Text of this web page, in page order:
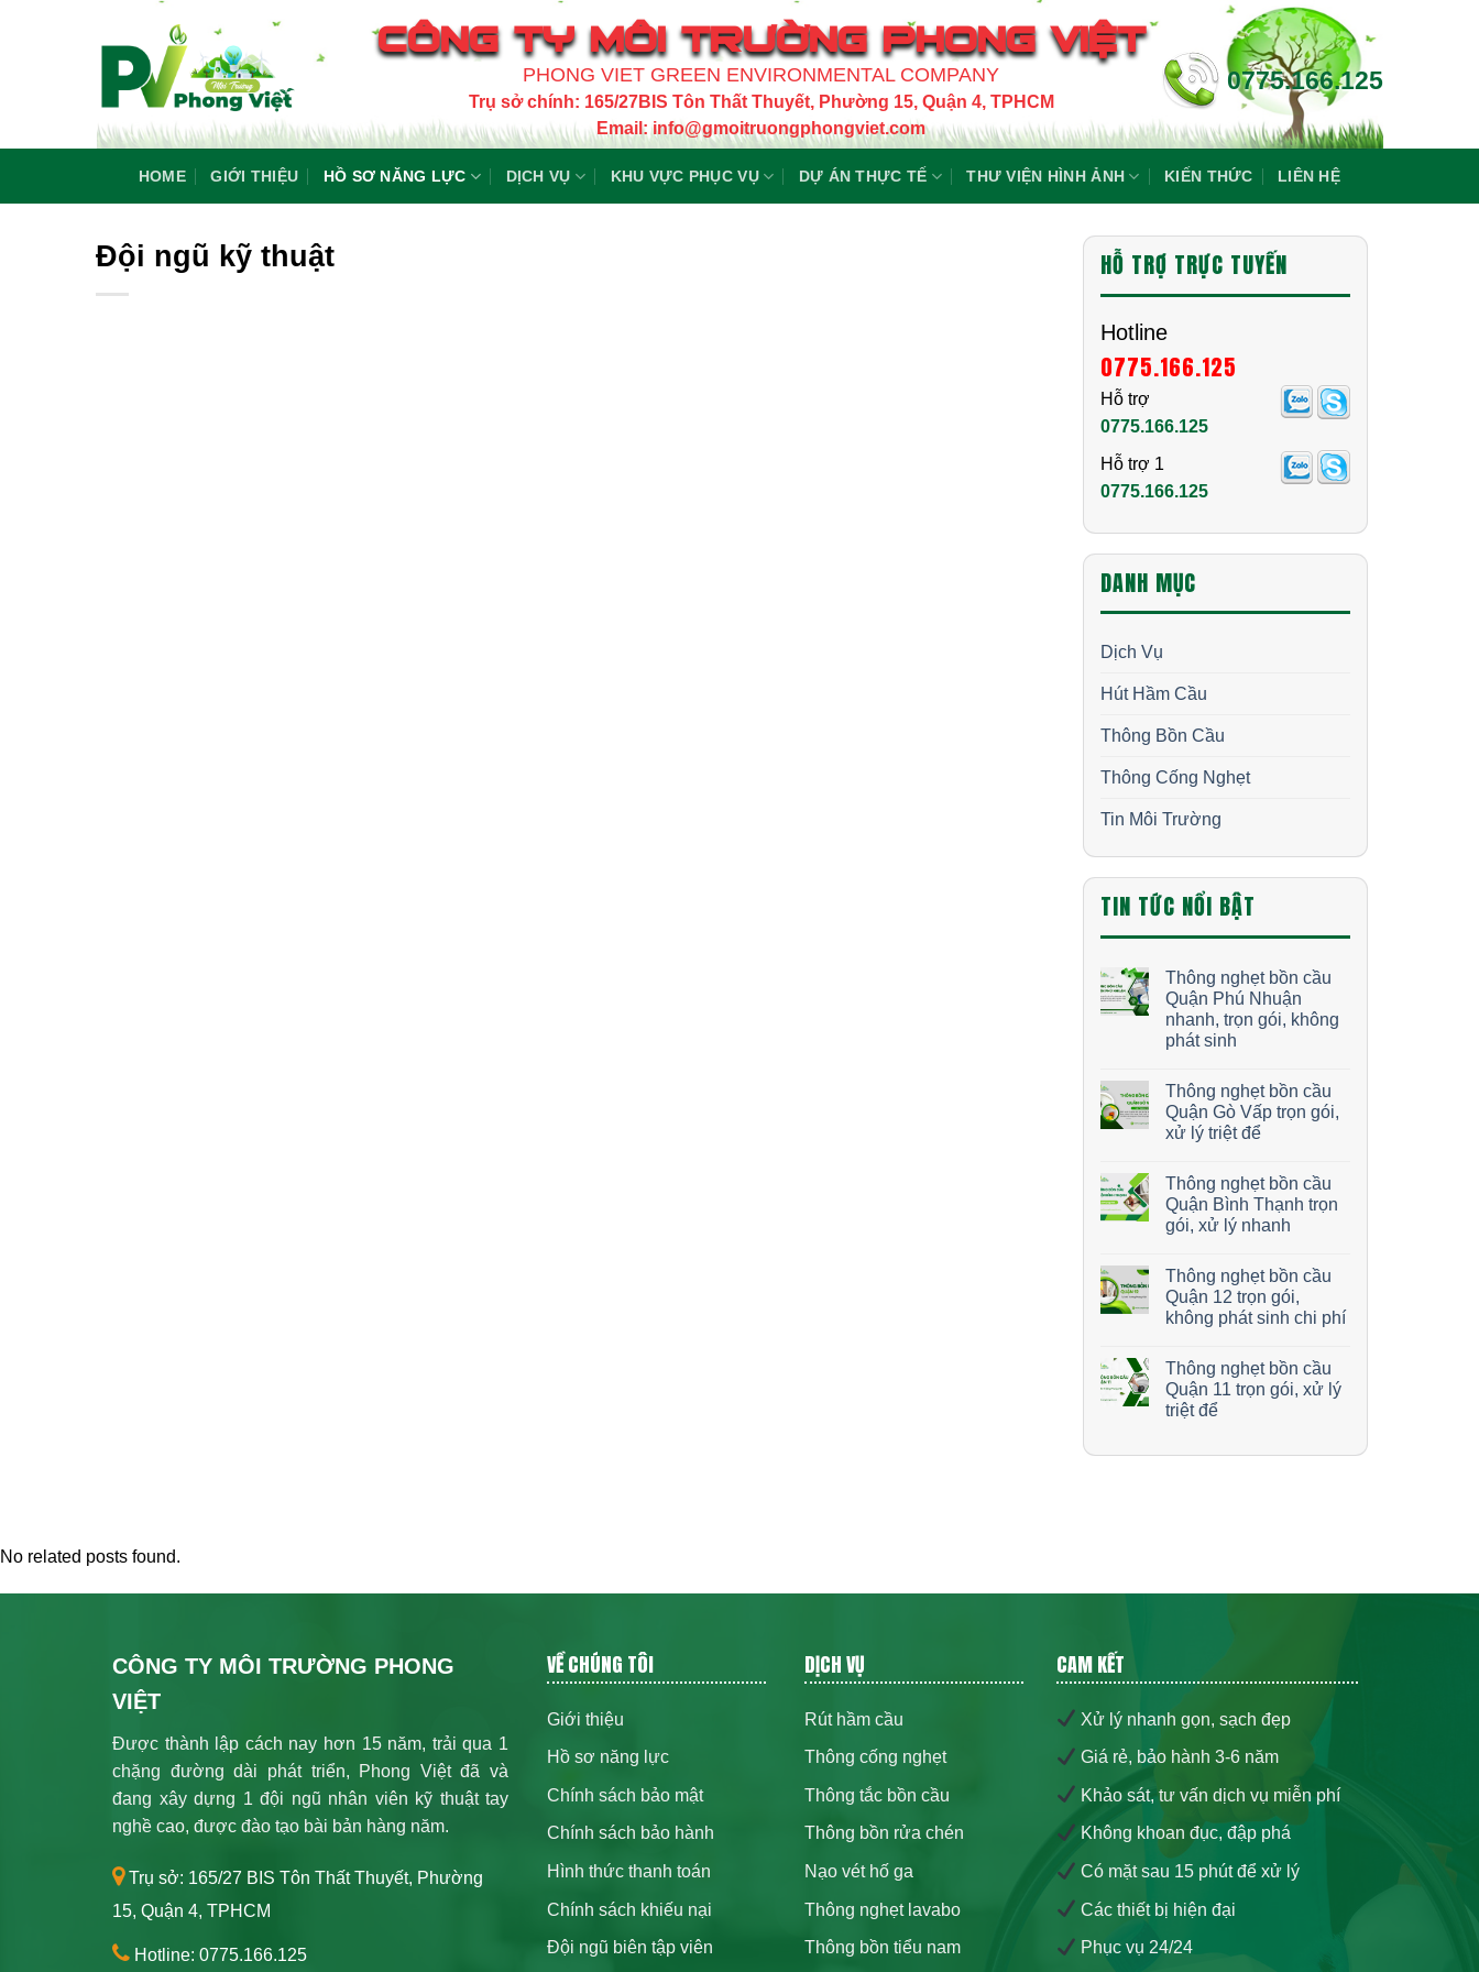
CÔNG TY MÔI TRƯỜNG PHONG VIỆT
PHONG VIET GREEN ENVIRONMENTAL COMPANY
Trụ sở chính: 165/27BIS Tôn Thất Thuyết, Phường 15, Quận 4, TPHCM
Email: info@gmoitruongphongviet.com
0775.166.125
HOME GIỚI THIỆU HỒ SƠ NĂNG LỰC DỊCH VỤ KHU VỰC PHỤC VỤ DỰ ÁN THỰC TẾ THƯ VIỆN HÌNH ẢNH KIẾN THỨC LIÊN HỆ
Đội ngũ kỹ thuật HỖ TRỢ TRỰC TUYẾN
Hotline
0775.166.125
Hỗ trợ
0775.166.125
Hỗ trợ 1
0775.166.125
DANH MỤC
Dịch Vụ
Hút Hầm Cầu
Thông Bồn Cầu
Thông Cống Nghẹt
Tin Môi Trường
TIN TỨC NỔI BẬT
Thông nghẹt bồn cầu
Quận Phú Nhuận
nhanh, trọn gói, không
phát sinh
Thông nghẹt bồn cầu
Quận Gò Vấp trọn gói,
xử lý triệt để
Thông nghẹt bồn cầu
Quận Bình Thạnh trọn
gói, xử lý nhanh
Thông nghẹt bồn cầu
Quận 12 trọn gói,
không phát sinh chi phí
Thông nghẹt bồn cầu
Quận 11 trọn gói, xử lý
triệt để
No related posts found.
CÔNG TY MÔI TRƯỜNG PHONG
VIỆT
Được thành lập cách nay hơn 15 năm, trải qua 1
chặng đường dài phát triển, Phong Việt đã và
đang xây dựng 1 đội ngũ nhân viên kỹ thuật tay
nghề cao, được đào tạo bài bản hàng năm.
Trụ sở: 165/27 BIS Tôn Thất Thuyết, Phường
15, Quận 4, TPHCM
Hotline: 0775.166.125
VỀ CHÚNG TÔI
Giới thiệu
Hồ sơ năng lực
Chính sách bảo mật
Chính sách bảo hành
Hình thức thanh toán
Chính sách khiếu nại
Đội ngũ biên tập viên
DỊCH VỤ
Rút hầm cầu
Thông cống nghẹt
Thông tắc bồn cầu
Thông bồn rửa chén
Nạo vét hố ga
Thông nghẹt lavabo
Thông bồn tiểu nam
CAM KẾT
Xử lý nhanh gọn, sạch đẹp
Giá rẻ, bảo hành 3-6 năm
Khảo sát, tư vấn dịch vụ miễn phí
Không khoan đục, đập phá
Có mặt sau 15 phút để xử lý
Các thiết bị hiện đại
Phục vụ 24/24